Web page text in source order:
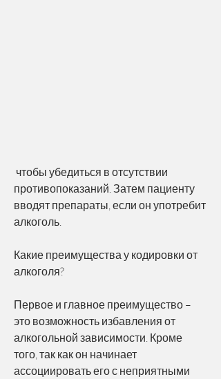
противопоказаний. Затем пациенту
вводят препараты, если он употребит
алкоголь.
Какие преимущества у кодировки от
алкоголя?
Первое и главное преимущество –
это возможность избавления от
алкогольной зависимости. Кроме
того, так как он начинает
ассоциировать его с неприятными